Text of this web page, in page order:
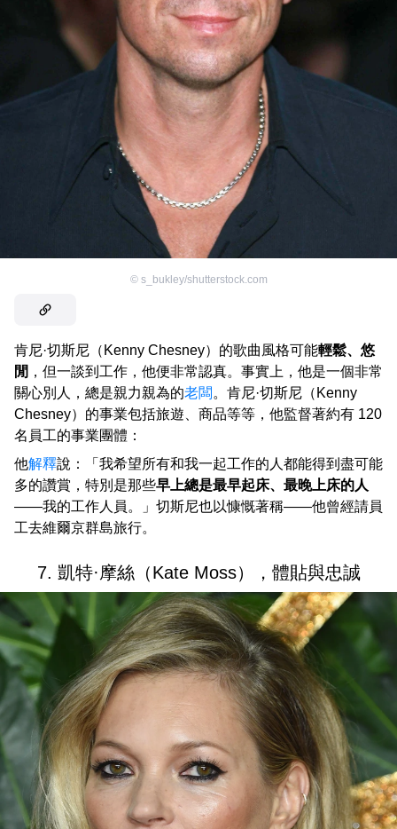
© s_bukley/shutterstock.com
肯尼·切斯尼（Kenny Chesney）的歌曲風格可能輕鬆、悠
閒 ，但一談到工作，他便非常認真。事實上，他是一個非常
關心別人，總是親力親為的老闆。肯尼·切斯尼（Kenny
Chesney）的事業包括旅遊、商品等等，他監督著約有 120
名員工的事業團體：
他解釋說：「我希望所有和我一起工作的人都能得到盡可能
多的讚賞，特別是那些早上總是最早起床、最晚上床的人
——我的工作人員。」切斯尼也以慷慨著稱——他曾經請員
工去維爾京群島旅行。
7. 凱特·摩絲（Kate Moss），體貼與忠誠